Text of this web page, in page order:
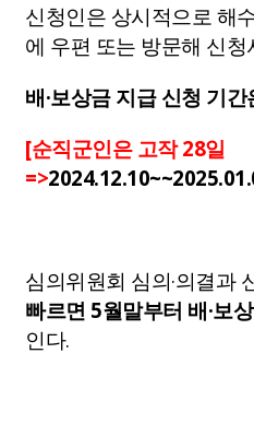
신청인은 상시적으로 해
에 우편 또는 방문해 신
배·보상금 지급 신청 기
[순직군인은 고작 28일
=>
심의위원회 심의·의결과
빠르면 5월말부터 배·보
인다.